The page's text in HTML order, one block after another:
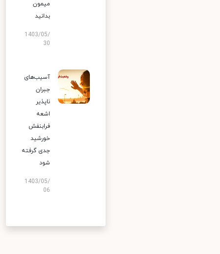
میمون
بدانید
1403/05/
30
آسیب‌های
جبران
ناپذیر
اشعه
فرابنفش
خورشید
جدی گرفته
شود
1403/05/
06